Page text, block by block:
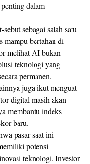
dalam
sebagai salah satu
mampu bertahan di
melihat AI bukan
teknologi yang
permanen.
juga ikut menguat
digital masih akan
membantu indeks
baru.
pasar saat ini
potensi
teknologi. Investor